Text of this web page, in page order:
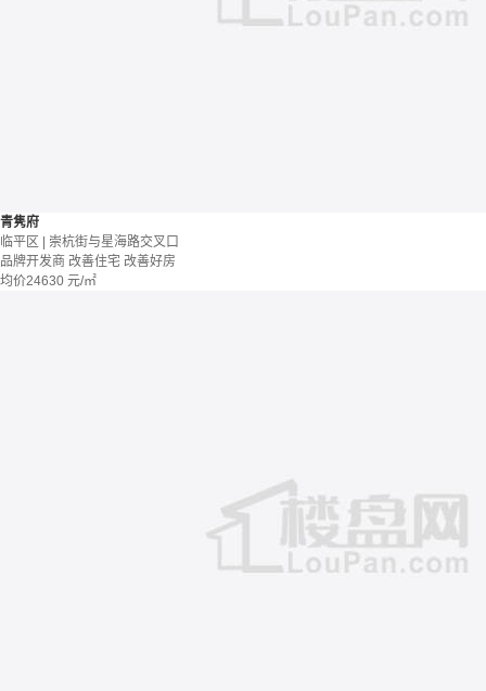
青隽府
临平区 | 崇杭街与星海路交叉口
品牌开发商 改善住宅 改善好房
均价24630 元/㎡